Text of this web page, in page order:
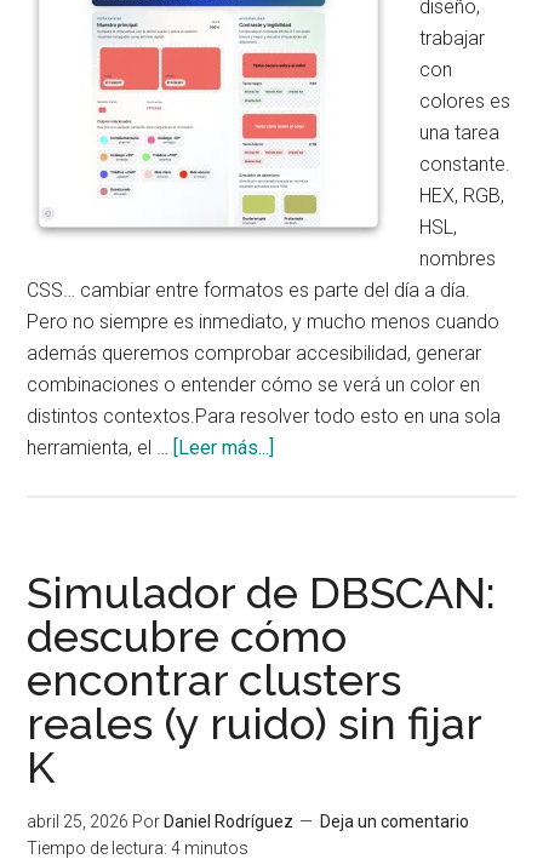
segundos
diseño,
trabajar
con
colores es
una tarea
constante.
HEX, RGB,
HSL,
nombres
CSS… cambiar entre formatos es parte del día a día.
Pero no siempre es inmediato, y mucho menos cuando
además queremos comprobar accesibilidad, generar
combinaciones o entender cómo se verá un color en
distintos contextos.Para resolver todo esto en una sola
herramienta, el … [Leer más...]
Colores:
convierte,
compara
y
valida
cualquier
tiempo
Simulador de DBSCAN:
descubre cómo
encontrar clusters
reales (y ruido) sin fijar
K
abril 25, 2026 Por Daniel Rodríguez
Deja un comentario
Tiempo de lectura: 4 minutos